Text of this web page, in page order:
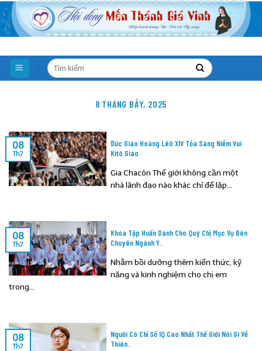
Skip
to
content
8 THÁNG BẢY, 2025
Đức Giáo Hoàng Lêô XIV Tỏa Sáng Niềm Vui
Kitô Giáo
Gia Chacón Thế giới không cần một
nhà lãnh đạo nào khác chỉ để lặp...
08
Th7
Khóa Tập Huấn Dành Cho Quý Chị Mục Vụ Bên
Chuyên Ngành Y..
Nhằm bồi dưỡng thêm kiến thức, kỹ
năng và kinh nghiệm cho chị em
trong...
08
Th7
Người Có Chỉ Số IQ Cao Nhất Thế Giới Nói Gì Về
Thiên..
08
Th7